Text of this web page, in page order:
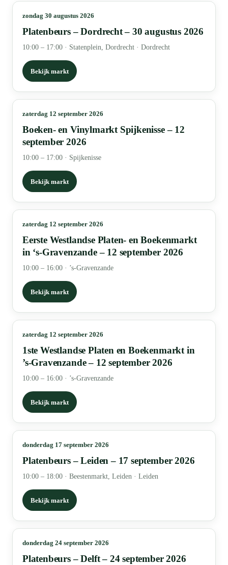
zondag 30 augustus 2026
Platenbeurs – Dordrecht – 30 augustus 2026
10:00 – 17:00 · Statenplein, Dordrecht · Dordrecht
Bekijk markt
zaterdag 12 september 2026
Boeken- en Vinylmarkt Spijkenisse – 12
september 2026
10:00 – 17:00 · Spijkenisse
Bekijk markt
zaterdag 12 september 2026
Eerste Westlandse Platen- en Boekenmarkt
in ‘s-Gravenzande – 12 september 2026
10:00 – 16:00 · ’s-Gravenzande
Bekijk markt
zaterdag 12 september 2026
1ste Westlandse Platen en Boekenmarkt in
’s-Gravenzande – 12 september 2026
10:00 – 16:00 · ’s-Gravenzande
Bekijk markt
donderdag 17 september 2026
Platenbeurs – Leiden – 17 september 2026
10:00 – 18:00 · Beestenmarkt, Leiden · Leiden
Bekijk markt
donderdag 24 september 2026
Platenbeurs – Delft – 24 september 2026